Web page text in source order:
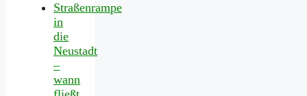
Straßenrampe
in
die
Neustadt
–
wann